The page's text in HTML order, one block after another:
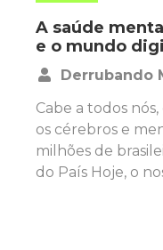
A saúde
e o mundo
Derrubando
Cabe a todos
os cérebros e
milhões de
do País Hoje, o